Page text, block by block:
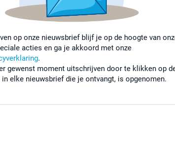
op onze nieuwsbrief blijf je op de hoogte van
acties en ga je akkoord met onze
.
gewenst moment uitschrijven door te klikken op
elke nieuwsbrief die je ontvangt, is opgenomen.